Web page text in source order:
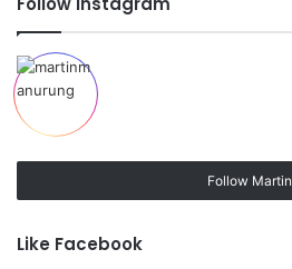
Follow Martin
Like Facebook